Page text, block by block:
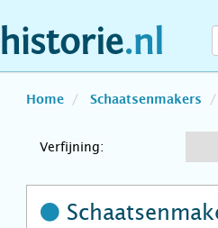
Home Schaatsenmakers
Verfijning: